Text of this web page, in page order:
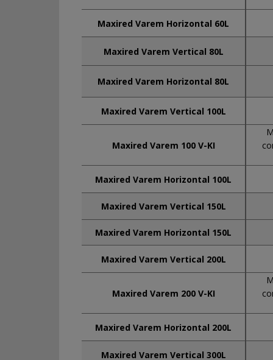
Maxired Varem Horizontal 60L
Maxired Varem Vertical 80L
Maxired Varem Horizontal 80L
Maxired Varem Vertical 100L
Maxired Varem 100 V-KI
Maxired Varem Horizontal 100L
Maxired Varem Vertical 150L
Maxired Varem Horizontal 150L
Maxired Varem Vertical 200L
Maxired Varem 200 V-KI
Maxired Varem Horizontal 200L
Maxired Varem Vertical 300L